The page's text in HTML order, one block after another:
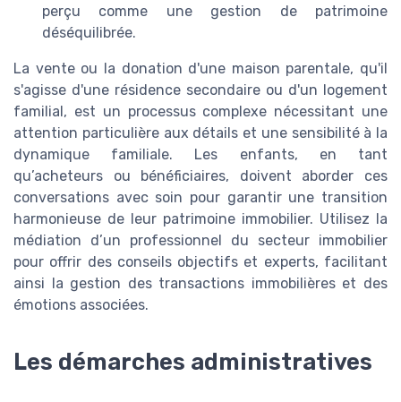
perçu comme une gestion de patrimoine
déséquilibrée.
La vente ou la donation d'une maison parentale, qu'il
s'agisse d'une résidence secondaire ou d'un logement
familial, est un processus complexe nécessitant une
attention particulière aux détails et une sensibilité à la
dynamique familiale. Les enfants, en tant
qu’acheteurs ou bénéficiaires, doivent aborder ces
conversations avec soin pour garantir une transition
harmonieuse de leur patrimoine immobilier. Utilisez la
médiation d’un professionnel du secteur immobilier
pour offrir des conseils objectifs et experts, facilitant
ainsi la gestion des transactions immobilières et des
émotions associées.
Les démarches administratives